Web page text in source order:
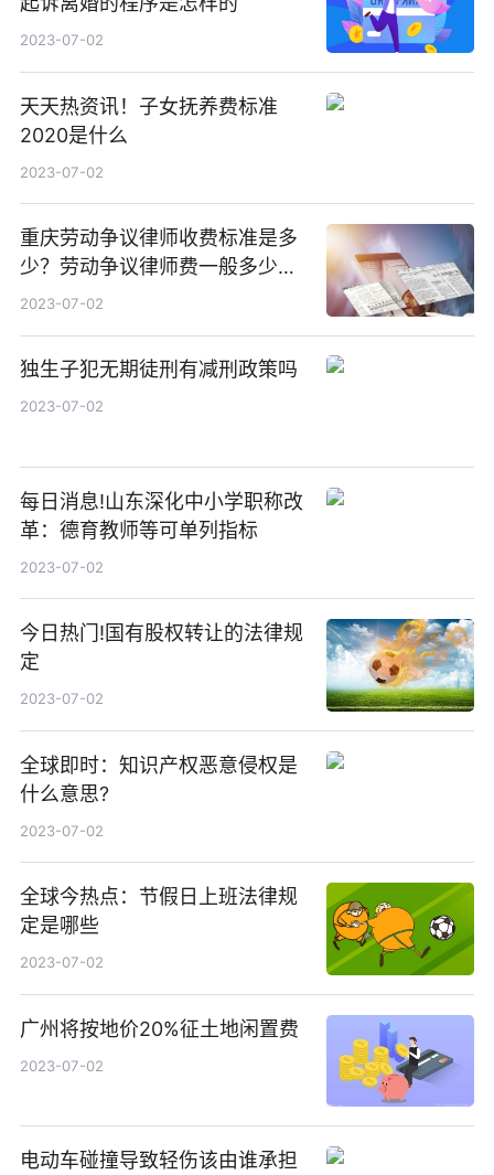
2023-07-02
天天热资讯！子女抚养费标准
2020是什么
2023-07-02
重庆劳动争议律师收费标准是多
少？劳动争议律师费一般多少
钱？-微速讯
2023-07-02
独生子犯无期徒刑有减刑政策吗
2023-07-02
每日消息!山东深化中小学职称改
革：德育教师等可单列指标
2023-07-02
今日热门!国有股权转让的法律规
定
2023-07-02
全球即时：知识产权恶意侵权是
什么意思?
2023-07-02
全球今热点：节假日上班法律规
定是哪些
2023-07-02
广州将按地价20%征土地闲置费
2023-07-02
电动车碰撞导致轻伤该由谁承担